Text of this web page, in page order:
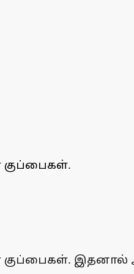
குப்பைகள்.
குப்பைகள். இதனால்